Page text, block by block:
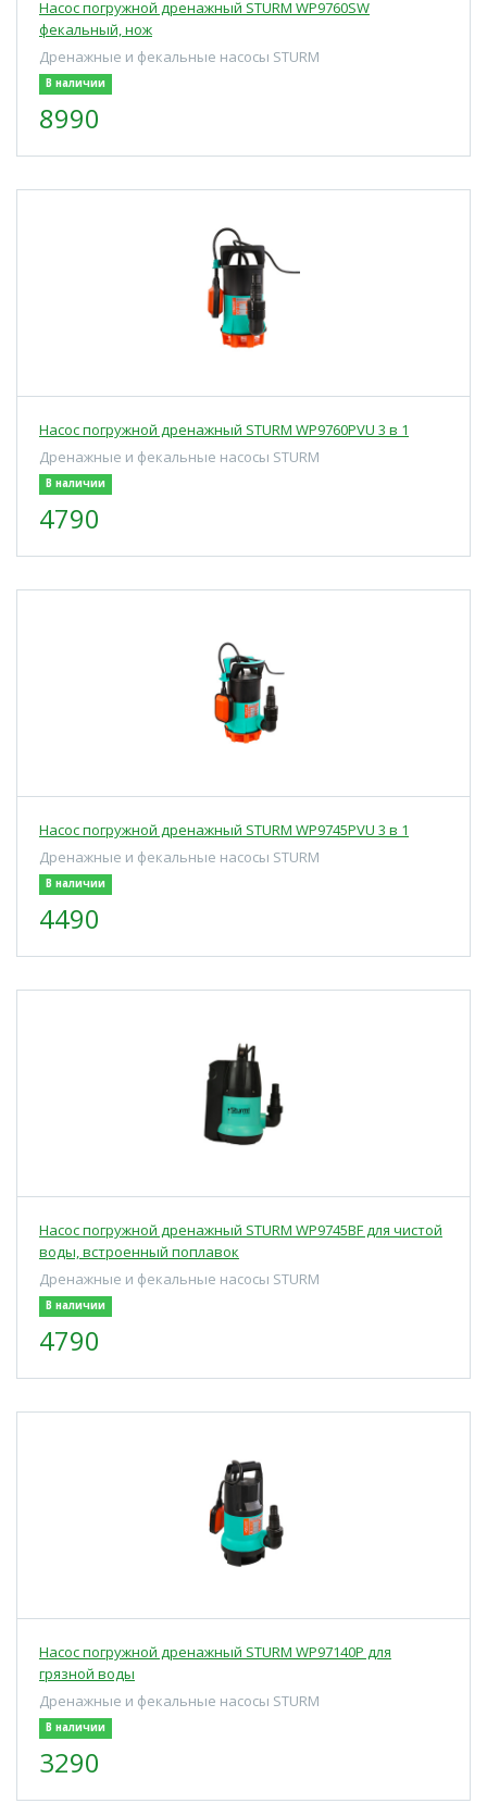
Насос погружной дренажный STURM WP9760SW
фекальный, нож
Дренажные и фекальные насосы STURM
В наличии
8990
Насос погружной дренажный STURM WP9760PVU 3 в 1
Дренажные и фекальные насосы STURM
В наличии
4790
Насос погружной дренажный STURM WP9745PVU 3 в 1
Дренажные и фекальные насосы STURM
В наличии
4490
Насос погружной дренажный STURM WP9745BF для чистой
воды, встроенный поплавок
Дренажные и фекальные насосы STURM
В наличии
4790
Насос погружной дренажный STURM WP97140P для
грязной воды
Дренажные и фекальные насосы STURM
В наличии
3290